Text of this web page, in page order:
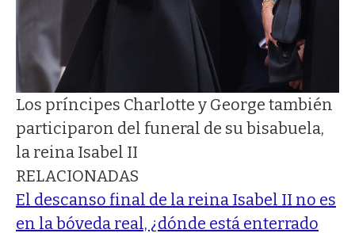
Los príncipes Charlotte y George también
participaron del funeral de su bisabuela,
la reina Isabel II
RELACIONADAS
El descanso final de la reina Isabel II no es
en la bóveda real, ¿dónde está enterrado